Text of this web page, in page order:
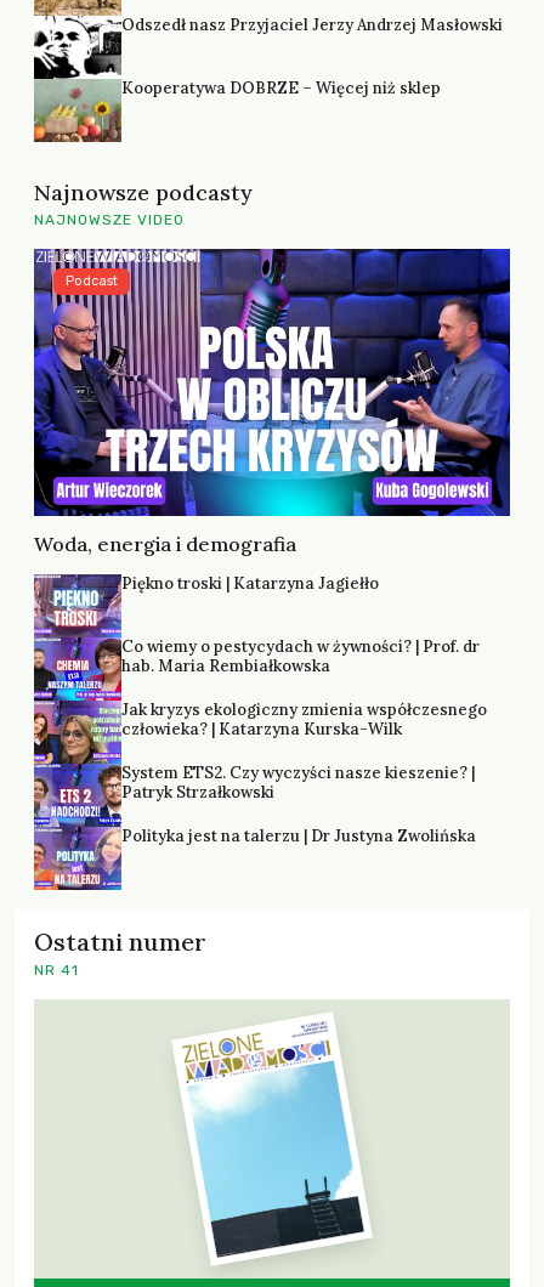
Odszedł nasz Przyjaciel Jerzy Andrzej Masłowski
Kooperatywa DOBRZE – Więcej niż sklep
Najnowsze podcasty
NAJNOWSZE VIDEO
Woda, energia i demografia
Podcast
Piękno troski | Katarzyna Jagiełło
Co wiemy o pestycydach w żywności? | Prof. dr
hab. Maria Rembiałkowska
Jak kryzys ekologiczny zmienia współczesnego
człowieka? | Katarzyna Kurska-Wilk
System ETS2. Czy wyczyści nasze kieszenie? |
Patryk Strzałkowski
Polityka jest na talerzu | Dr Justyna Zwolińska
Ostatni numer
NR 41